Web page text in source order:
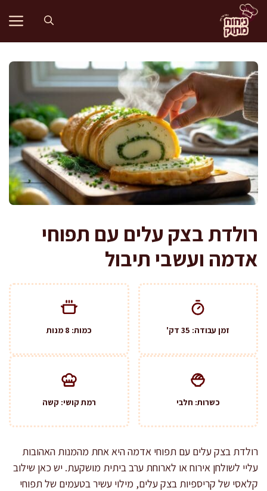
לדלג
לתוכן
רולדת בצק עלים עם תפוחי
אדמה ועשבי תיבול
זמן עבודה: 35 דק' כמות: 8 מנות
כשרות: חלבי רמת קושי: קשה
רולדת בצק עלים עם תפוחי אדמה היא אחת מהמנות האהובות
עליי לשולחן אירוח או לארוחת ערב ביתית מושקעת. יש כאן שילוב
קלאסי של קריספיות בצק עלים, מילוי עשיר בטעמים של תפוחי